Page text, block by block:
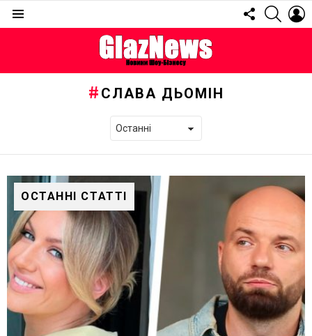
FOLLOW
US
СЛАВА ДЬОМІН
ОСТАННІ СТАТТІ